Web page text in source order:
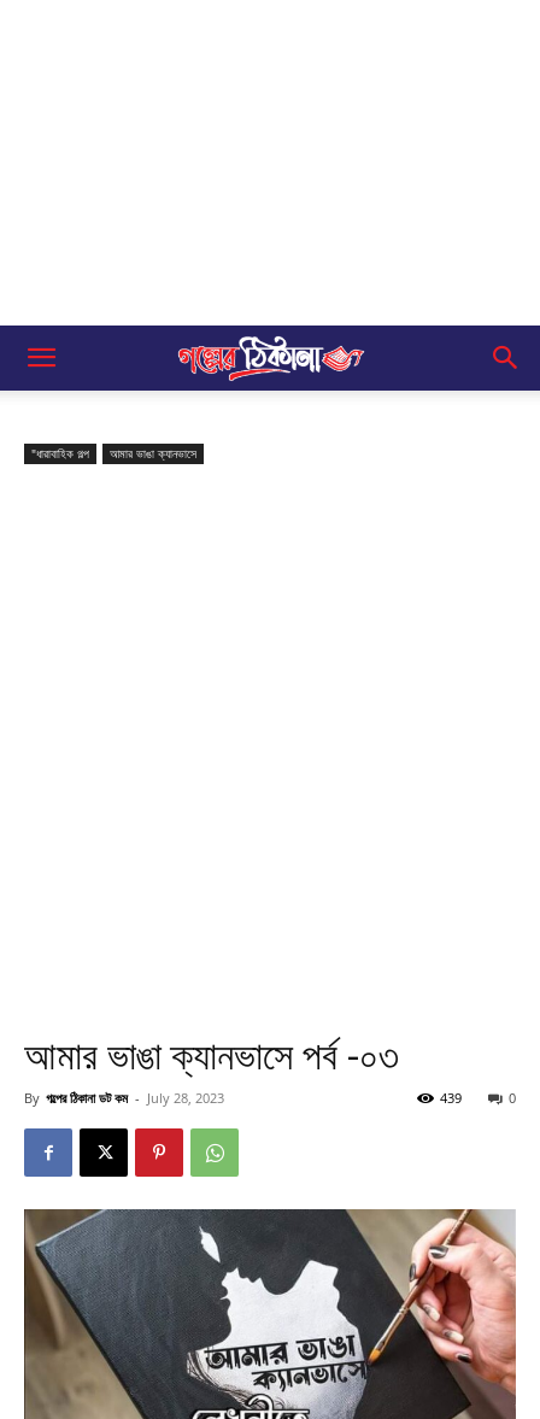
"ধারাবাহিক গল্প আমার ভাঙা ক্যানভাসে
আমার ভাঙা ক্যানভাসে পর্ব -০৩
By গল্পের ঠিকানা ডট কম - July 28, 2023 0
439